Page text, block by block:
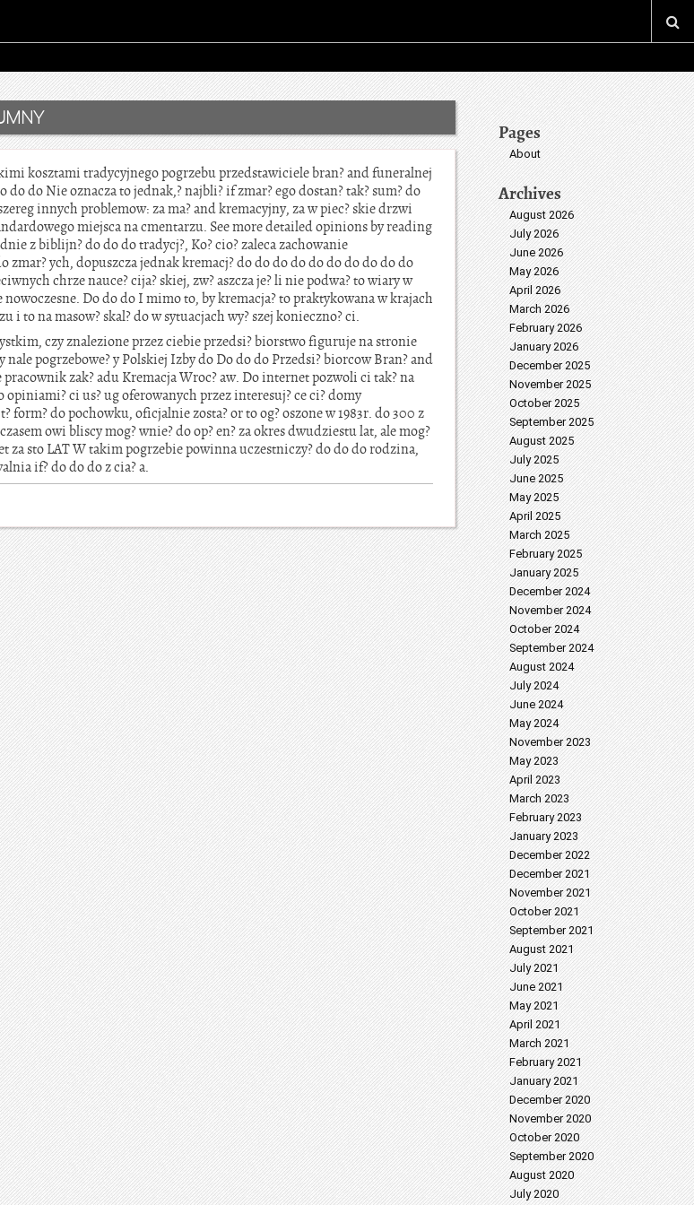
kosztami tradycyjnego pogrzebu przedstawiciele bran? and funeralnej
do Nie oznacza to jednak,? najbli? if zmar? ego dostan? tak? sum? do
innych problemow: za ma? and kremacyjny, za w piec? skie drzwi
miejsca na cmentarzu. See more detailed opinions by reading
z biblijn? do do do tradycj?, Ko? cio? zaleca zachowanie
zmar? ych, dopuszcza jednak kremacj? do do do do do do do do do do
chrze nauce? cija? skiej, zw? aszcza je? li nie podwa? to wiary w
Do do do I mimo to, by kremacja? to praktykowana w krajach
i to na masow? skal? do w sytuacjach wy? szej konieczno? ci.
czy znalezione przez ciebie przedsi? biorstwo figuruje na stronie
pogrzebowe? y Polskiej Izby do Do do do Przedsi? biorcow Bran? and
zak? adu Kremacja Wroc? aw. Do internet pozwoli ci tak? na
ci us? ug oferowanych przez interesuj? ce ci? domy
form? do pochowku, oficjalnie zosta? or to og? oszone w 1983r. do 300 z
owi bliscy mog? wnie? do op? en? za okres dwudziestu lat, ale mog?
za sto LAT W takim pogrzebie powinna uczestniczy? do do do rodzina,
if? do do do z cia? a.
Pages
About
Archives
August 2026
July 2026
June 2026
May 2026
April 2026
March 2026
February 2026
January 2026
December 2025
November 2025
October 2025
September 2025
August 2025
July 2025
June 2025
May 2025
April 2025
March 2025
February 2025
January 2025
December 2024
November 2024
October 2024
September 2024
August 2024
July 2024
June 2024
May 2024
November 2023
May 2023
April 2023
March 2023
February 2023
January 2023
December 2022
December 2021
November 2021
October 2021
September 2021
August 2021
July 2021
June 2021
May 2021
April 2021
March 2021
February 2021
January 2021
December 2020
November 2020
October 2020
September 2020
August 2020
July 2020